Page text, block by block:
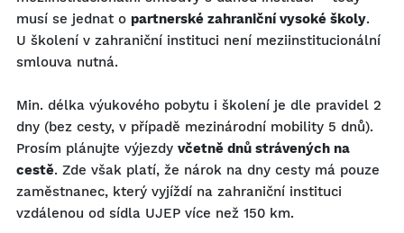
musí se jednat o partnerské zahraniční vysoké školy.
U školení v zahraniční instituci není meziinstitucionální
smlouva nutná.
Min. délka výukového pobytu i školení je dle pravidel 2
dny (bez cesty, v případě mezinárodní mobility 5 dnů).
Prosím plánujte výjezdy včetně dnů strávených na
cestě. Zde však platí, že nárok na dny cesty má pouze
zaměstnanec, který vyjíždí na zahraniční instituci
vzdálenou od sídla UJEP více než 150 km.